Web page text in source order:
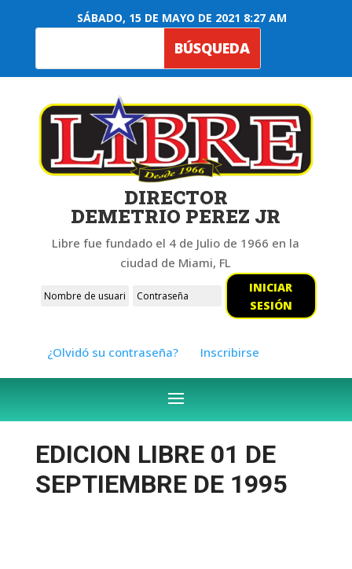
SÁBADO, 15 DE MAYO DE 2021 8:27 AM
DIRECTOR
DEMETRIO PEREZ JR
Libre fue fundado el 4 de Julio de 1966 en la
ciudad de Miami, FL
INICIAR
SESIÓN
¿Olvidó su contraseña? Inscribirse
EDICION LIBRE 01 DE
SEPTIEMBRE DE 1995